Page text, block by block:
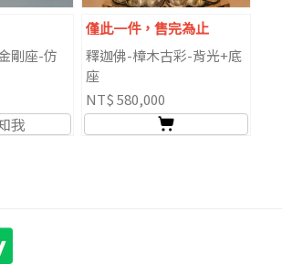
剛座-仿
我
僅此一件，售完為止
釋迦佛-樟木古彩-背光+底
座
NT$ 580,000